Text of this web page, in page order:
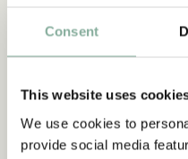
Consent
This website uses
We use cookies to
provide social media